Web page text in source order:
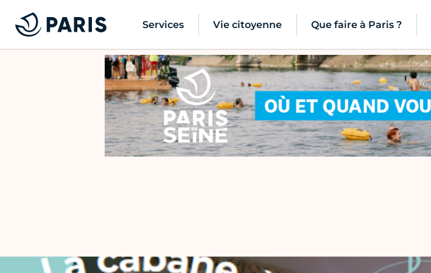
Services Vie citoyenne Que faire à Paris ?